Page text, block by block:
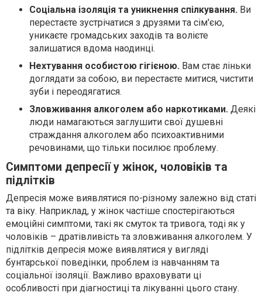
Соціальна ізоляція та уникнення спілкування. Ви
перестаєте зустрічатися з друзями та сім'єю,
уникаєте громадських заходів та волієте
залишатися вдома наодинці.
Нехтування особистою гігієною. Вам стає ліньки
доглядати за собою, ви перестаєте митися, чистити
зуби і переодягатися.
Зловживання алкоголем або наркотиками. Деякі
люди намагаються заглушити свої душевні
страждання алкоголем або психоактивними
речовинами, що тільки посилює проблему.
Симптоми депресії у жінок, чоловіків та
підлітків
Депресія може виявлятися по-різному залежно від статі
та віку. Наприклад, у жінок частіше спостерігаються
емоційні симптоми, такі як смуток та тривога, тоді як у
чоловіків – дратівливість та зловживання алкоголем. У
підлітків депресія може виявлятися у вигляді
бунтарської поведінки, проблем із навчанням та
соціальної ізоляції. Важливо враховувати ці
особливості при діагностиці та лікуванні цього стану.